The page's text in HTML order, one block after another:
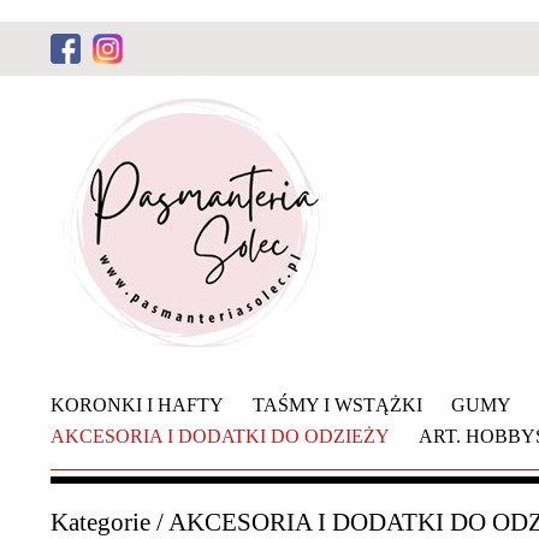
KORONKI I HAFTY TAŚMY I WSTĄŻKI
GUMY
AKCESORIA I DODATKI DO ODZIEŻY
ART.
Kategorie /AKCESORIA I DODATKI DO